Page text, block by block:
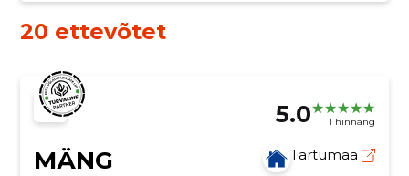
20 ettevõtet
5.0 1 hinnang
MÄNG
Tartumaa